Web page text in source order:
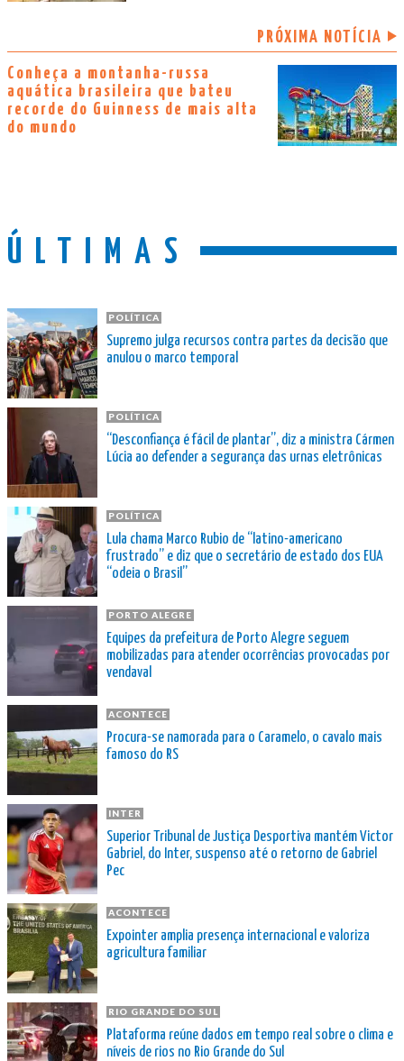
PRÓXIMA NOTÍCIA
Conheça a montanha-russa
aquática brasileira que bateu
recorde do Guinness de mais alta
do mundo
ÚLTIMAS
POLÍTICA
Supremo julga recursos contra partes da decisão que
anulou o marco temporal
POLÍTICA
“Desconfiança é fácil de plantar”, diz a ministra Cármen
Lúcia ao defender a segurança das urnas eletrônicas
POLÍTICA
Lula chama Marco Rubio de “latino-americano
frustrado” e diz que o secretário de estado dos EUA
“odeia o Brasil”
PORTO ALEGRE
Equipes da prefeitura de Porto Alegre seguem
mobilizadas para atender ocorrências provocadas por
vendaval
ACONTECE
Procura-se namorada para o Caramelo, o cavalo mais
famoso do RS
INTER
Superior Tribunal de Justiça Desportiva mantém Victor
Gabriel, do Inter, suspenso até o retorno de Gabriel
Pec
ACONTECE
Expointer amplia presença internacional e valoriza
agricultura familiar
RIO GRANDE DO SUL
Plataforma reúne dados em tempo real sobre o clima e
níveis de rios no Rio Grande do Sul